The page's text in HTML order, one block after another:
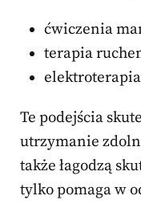
ćwiczenia
terapia
Te podejścia
utrzymanie
także łagodzą
tylko pomaga w